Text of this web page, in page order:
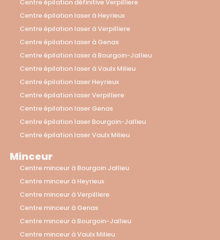
Centre épilation définitive Verpilliere
Centre épilation laser à Heyrieux
Centre épilation laser à Verpilliere
Centre épilation laser à Genas
Centre épilation laser à Bourgoin-Jallieu
Centre épilation laser à Vaulx Milieu
Centre épilation laser Heyrieux
Centre épilation laser Verpilliere
Centre épilation laser Genas
Centre épilation laser Bourgoin-Jallieu
Centre épilation laser Vaulx Milieu
Minceur
Centre minceur à Bourgoin Jallieu
Centre minceur à Heyrieux
Centre minceur à Verpilliere
Centre minceur à Genas
Centre minceur à Bourgoin-Jallieu
Centre minceur à Vaulx Milieu